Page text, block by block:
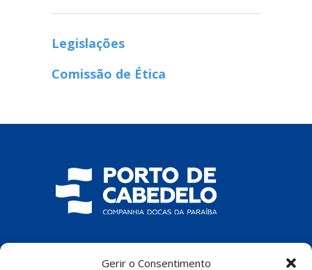
Gerir o Consentimento
Legislações
Comissão de Ética
COMPANHIA DOCAS DA PARAÍBA